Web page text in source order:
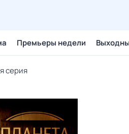
Премьеры недели
серия